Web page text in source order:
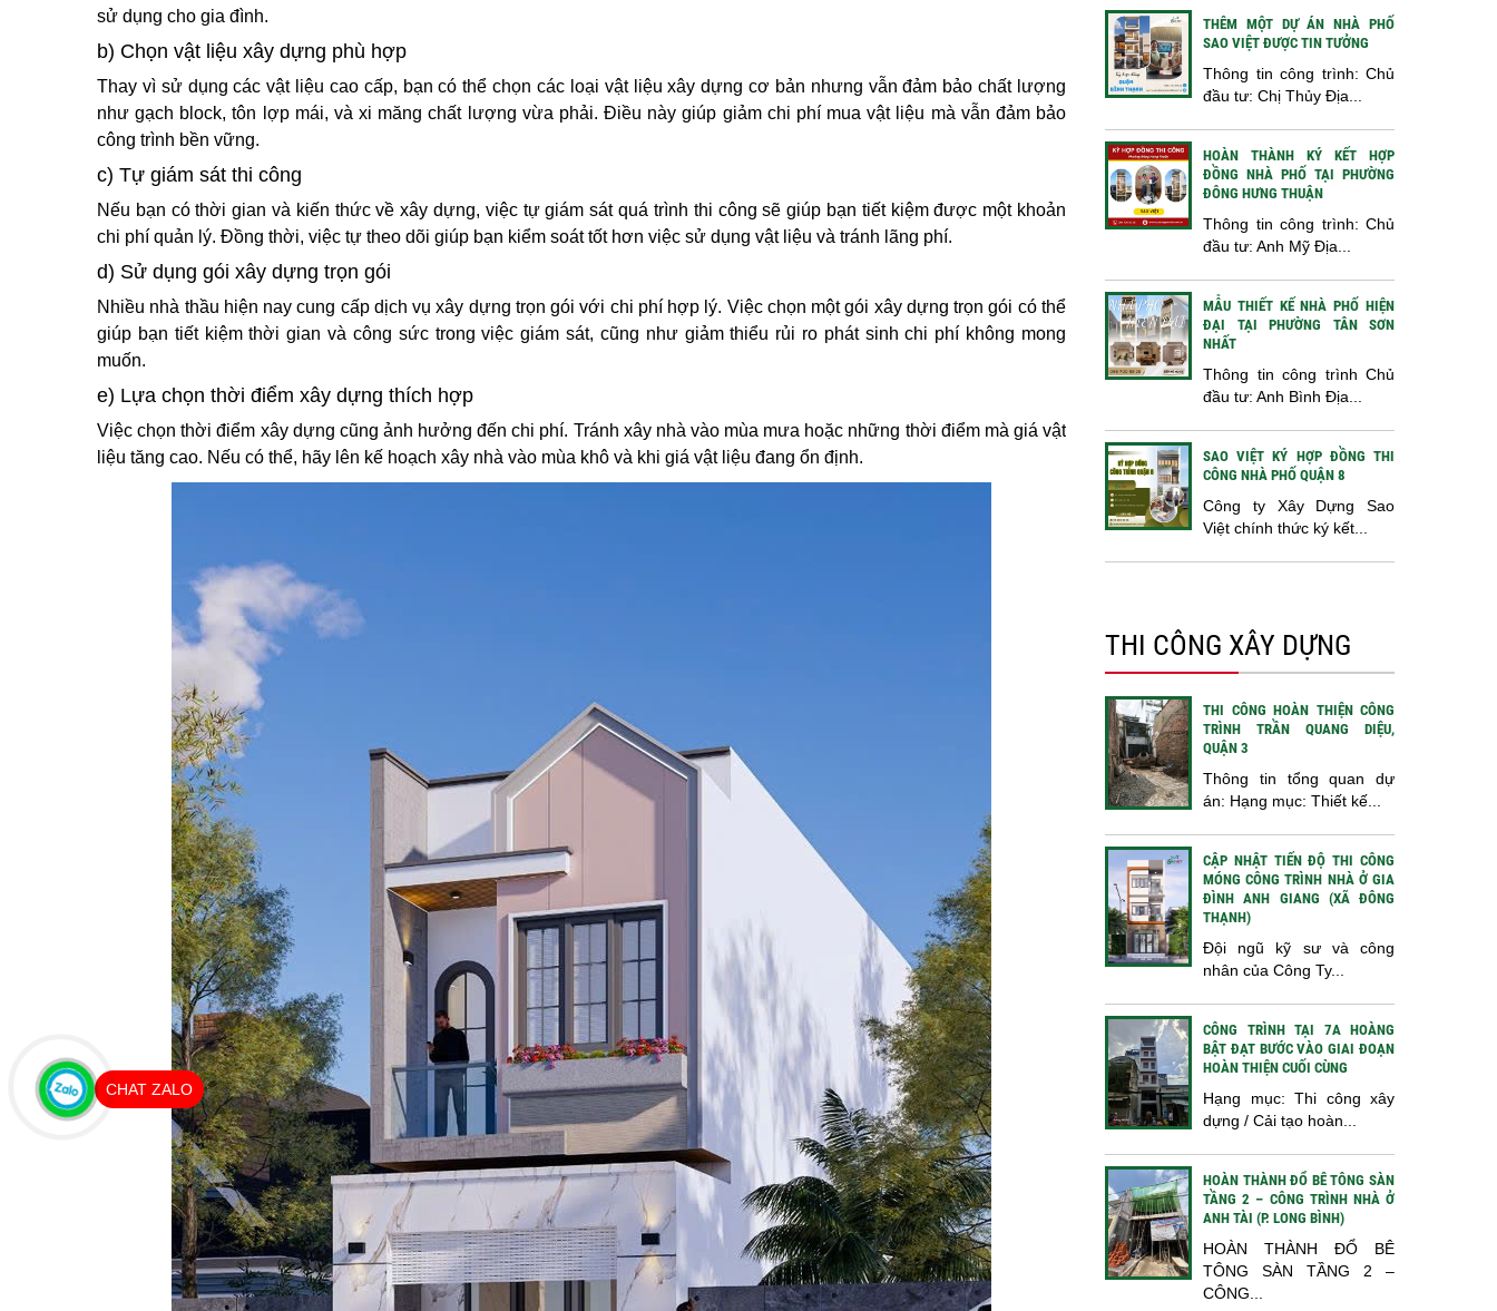
sử dụng cho gia đình.
b) Chọn vật liệu xây dựng phù hợp
Thay vì sử dụng các vật liệu cao cấp, bạn có thể chọn các loại vật liệu xây dựng cơ bản nhưng vẫn đảm bảo chất lượng
như gạch block, tôn lợp mái, và xi măng chất lượng vừa phải. Điều này giúp giảm chi phí mua vật liệu mà vẫn đảm bảo
công trình bền vững.
c) Tự giám sát thi công
Nếu bạn có thời gian và kiến thức về xây dựng, việc tự giám sát quá trình thi công sẽ giúp bạn tiết kiệm được một khoản
chi phí quản lý. Đồng thời, việc tự theo dõi giúp bạn kiểm soát tốt hơn việc sử dụng vật liệu và tránh lãng phí.
d) Sử dụng gói xây dựng trọn gói
Nhiều nhà thầu hiện nay cung cấp dịch vụ xây dựng trọn gói với chi phí hợp lý. Việc chọn một gói xây dựng trọn gói có thể
giúp bạn tiết kiệm thời gian và công sức trong việc giám sát, cũng như giảm thiểu rủi ro phát sinh chi phí không mong
muốn.
e) Lựa chọn thời điểm xây dựng thích hợp
Việc chọn thời điểm xây dựng cũng ảnh hưởng đến chi phí. Tránh xây nhà vào mùa mưa hoặc những thời điểm mà giá vật
liệu tăng cao. Nếu có thể, hãy lên kế hoạch xây nhà vào mùa khô và khi giá vật liệu đang ổn định.
THÊM MỘT DỰ ÁN NHÀ PHỐ
SAO VIỆT ĐƯỢC TIN TƯỞNG
Thông tin công trình: Chủ
đầu tư: Chị Thủy Địa...
HOÀN THÀNH KÝ KẾT HỢP
ĐỒNG NHÀ PHỐ TẠI PHƯỜNG
ĐÔNG HƯNG THUẬN
Thông tin công trình: Chủ
đầu tư: Anh Mỹ Địa...
MẪU THIẾT KẾ NHÀ PHỐ HIỆN
ĐẠI TẠI PHƯỜNG TÂN SƠN
NHẤT
Thông tin công trình Chủ
đầu tư: Anh Bình Địa...
SAO VIỆT KÝ HỢP ĐỒNG THI
CÔNG NHÀ PHỐ QUẬN 8
Công ty Xây Dựng Sao
Việt chính thức ký kết...
THI CÔNG XÂY DỰNG
THI CÔNG HOÀN THIỆN CÔNG
TRÌNH TRẦN QUANG DIỆU,
QUẬN 3
Thông tin tổng quan dự
án: Hạng mục: Thiết kế...
CẬP NHẬT TIẾN ĐỘ THI CÔNG
MÓNG CÔNG TRÌNH NHÀ Ở GIA
ĐÌNH ANH GIANG (XÃ ĐÔNG
THẠNH)
Đội ngũ kỹ sư và công
nhân của Công Ty...
CÔNG TRÌNH TẠI 7A HOÀNG
BẬT ĐẠT BƯỚC VÀO GIAI ĐOẠN
HOÀN THIỆN CUỐI CÙNG
Hạng mục: Thi công xây
dựng / Cải tạo hoàn...
HOÀN THÀNH ĐỔ BÊ TÔNG SÀN
TẦNG 2 – CÔNG TRÌNH NHÀ Ở
ANH TÀI (P. LONG BÌNH)
HOÀN THÀNH ĐỔ BÊ
TÔNG SÀN TẦNG 2 –
CÔNG...
CHAT ZALO